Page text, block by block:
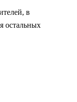
в
остальных